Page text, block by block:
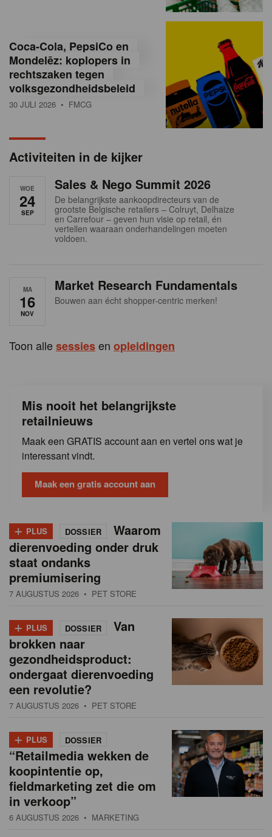
e
a
n
Coca-Cola, PepsiCo en
Mondelēz: koplopers in
rechtszaken tegen
volksgezondheidsbeleid
30 JULI 2026 • FMCG
Activiteiten in de kijker
WOE
24
SEP
Sales & Nego Summit 2026
De belangrijkste aankoopdirecteurs van de
grootste Belgische retailers – Colruyt, Delhaize
en Carrefour – geven hun visie op retail, én
vertellen waaraan onderhandelingen moeten
voldoen.
MA
16
NOV
Market Research Fundamentals
Bouwen aan écht shopper-centric merken!
Toon allesessiesen opleidingen
Mis nooit het belangrijkste
retailnieuws
Maak een GRATIS account aan en vertel ons wat je
interessant vindt.
Maak een gratis account aan
+ PLUS DOSSIER
Waarom
dierenvoeding onder druk
staat ondanks
premiumisering
7 AUGUSTUS 2026 • PET STORE
+ PLUS DOSSIER
Van
brokken naar
gezondheidsproduct:
ondergaat dierenvoeding
een revolutie?
7 AUGUSTUS 2026 • PET STORE
+ PLUS DOSSIER
“Retailmedia wekken de
koopintentie op,
fieldmarketing zet die om
in verkoop”
6 AUGUSTUS 2026 • MARKETING